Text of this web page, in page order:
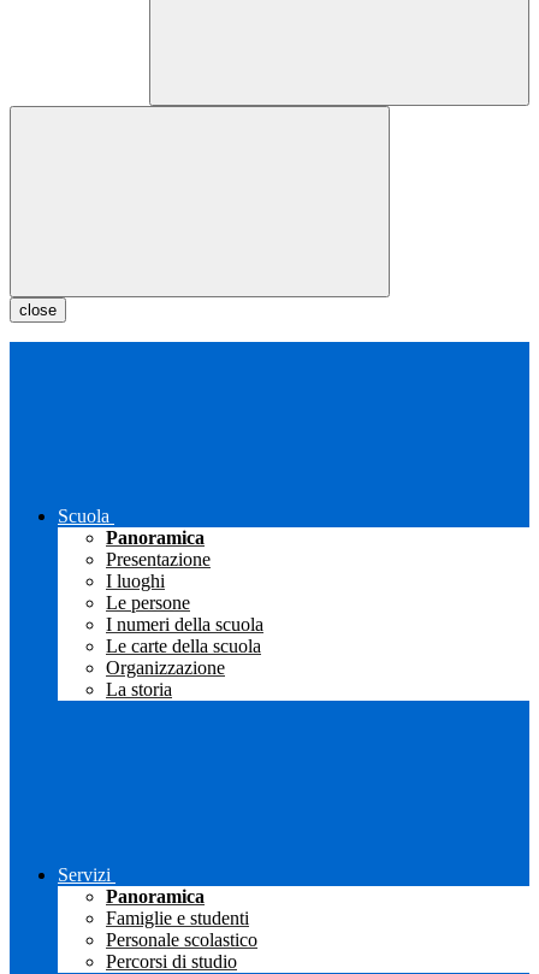
close
Scuola
Panoramica
Presentazione
I luoghi
Le persone
I numeri della scuola
Le carte della scuola
Organizzazione
La storia
Servizi
Panoramica
Famiglie e studenti
Personale scolastico
Percorsi di studio